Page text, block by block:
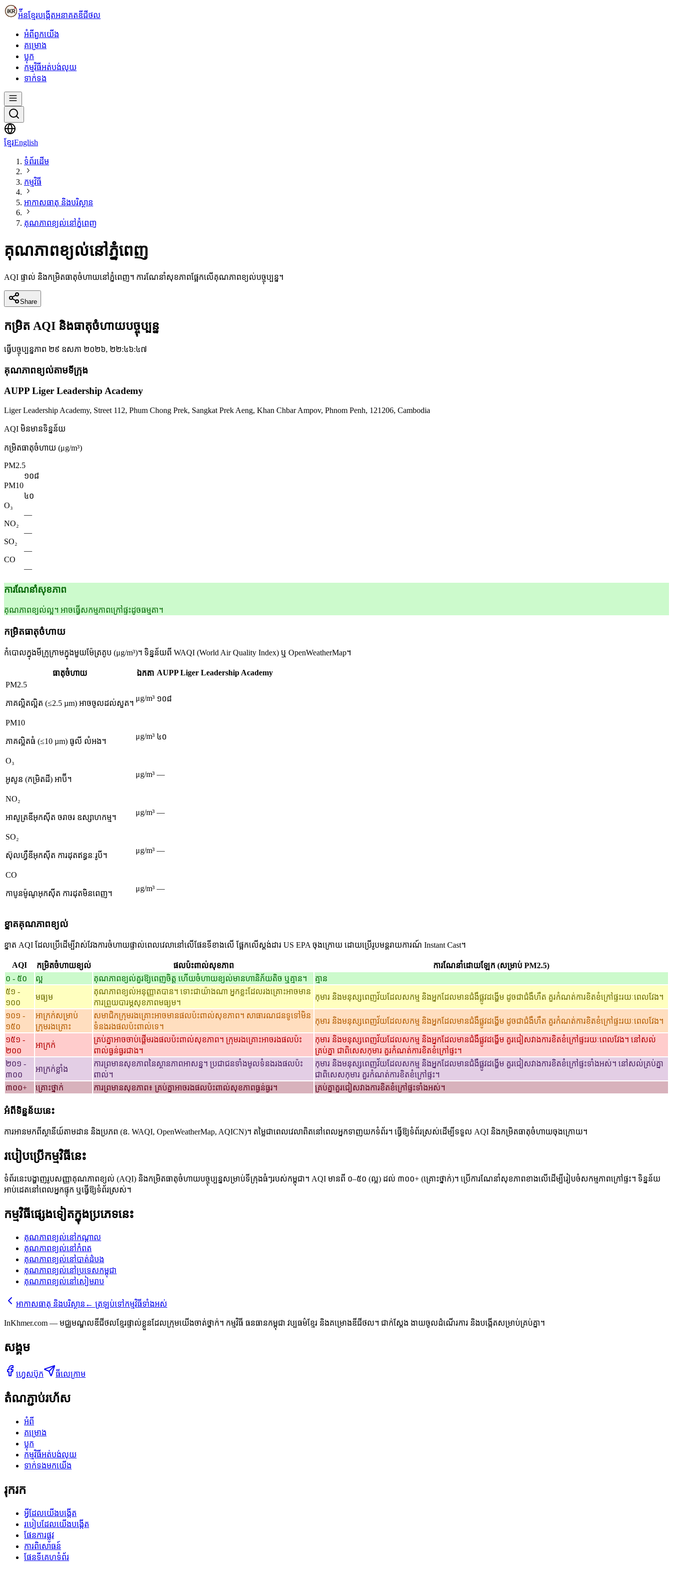
អ៉ីនខ្មែរបង្កើតអនាគតឌីជីថល
អំពី​ពួក​យើង
គម្រោង
ប្លុក
កម្មវិធីអត់បង់លុយ
ទាក់ទង
ខ្មែរEnglish
ទំព័រដើម
កម្មវិធី
អាកាសធាតុ និងបរិស្ថាន
គុណភាពខ្យល់នៅភ្នំពេញ
គុណភាពខ្យល់នៅភ្នំពេញ
AQI ផ្ទាល់ និងកម្រិតធាតុចំហាយនៅភ្នំពេញ។ ការណែនាំសុខភាពផ្អែកលើគុណភាពខ្យល់បច្ចុប្បន្ន។
Share
កម្រិត AQI និងធាតុចំហាយបច្ចុប្បន្ន
ធ្វើបច្ចុប្បន្នភាព ២៩ ឧសភា ២០២៦, ២២:៤៦:៤៧
គុណភាពខ្យល់តាមទីក្រុង
AUPP Liger Leadership Academy
Liger Leadership Academy, Street 112, Phum Chong Prek, Sangkat Prek Aeng, Khan Chbar Ampov, Phnom Penh, 121206, Cambodia
AQI មិនមានទិន្នន័យ
កម្រិតធាតុចំហាយ (μg/m³)
PM2.5
១០៨
PM10
៤០
O₃
—
NO₂
—
SO₂
—
CO
—
ការណែនាំសុខភាព
គុណភាពខ្យល់ល្អ។ អាចធ្វើសកម្មភាពក្រៅផ្ទះដូចធម្មតា។
កម្រិតធាតុចំហាយ
កំបោលក្នុងមីក្រូក្រាមក្នុងមួយម៉ែត្រគូប (μg/m³)។ ទិន្នន័យពី WAQI (World Air Quality Index) ឬ OpenWeatherMap។
ធាតុចំហាយ ឯកតា AUPP Liger Leadership Academy
PM2.5
ភាគល្អិតល្អិត (≤2.5 µm) អាចចូលដល់សួត។
μg/m³ ១០៨
PM10
ភាគល្អិតធំ (≤10 µm) ធូលី លំអង។
μg/m³ ៤០
O₃
អូសូន (កម្រិតដី) អាប៊ី។
μg/m³ —
NO₂
អាសូត្រឌីអុកស៊ីត ចរាចរ ឧស្សាហកម្ម។
μg/m³ —
SO₂
ស៊ុលហ្វឺឌីអុកស៊ីត ការដុតឥន្ធនៈរូបី។
μg/m³ —
CO
កាបូនម៉ូណូអុកស៊ីត ការដុតមិនពេញ។
μg/m³ —
ខ្នាតគុណភាពខ្យល់
ខ្នាត AQI ដែលប្រើដើម្បីវាស់វែងការចំហាយផ្ទាល់ពេលវេលានៅលើផែនទីខាងលើ ផ្អែកលើស្តង់ដារ US EPA ចុងក្រោយ ដោយប្រើរូបមន្តរាយការណ៍ Instant Cast។
AQI កម្រិតចំហាយខ្យល់ ផលប៉ះពាល់សុខភាព
ការណែនាំដោយឡែក (សម្រាប់ PM2.5)
០ - ៥០
ល្អ គុណភាពខ្យល់គួរឱ្យពេញចិត្ត ហើយចំហាយខ្យល់មានហានិភ័យតិច ឬគ្មាន។
គ្មាន
៥១ -
១០០
មធ្យម
គុណភាពខ្យល់អនុញ្ញាតបាន។ ទោះជាយ៉ាងណា អ្នកខ្លះដែលរងគ្រោះអាចមាន
ការព្រួយបារម្ភសុខភាពមធ្យម។
កុមារ និងមនុស្សពេញវ័យដែលសកម្ម និងអ្នកដែលមានជំងឺផ្លូវដង្ហើម ដូចជាជំងឺហឺត គួរកំណត់ការខិតខំក្រៅផ្ទះរយៈពេលវែង។
១០១ -
១៥០
អាក្រក់សម្រាប់
ក្រុមរងគ្រោះ
សមាជិកក្រុមរងគ្រោះអាចមានផលប៉ះពាល់សុខភាព។ សាធារណជនទូទៅមិន
ទំនងរងផលប៉ះពាល់ទេ។
កុមារ និងមនុស្សពេញវ័យដែលសកម្ម និងអ្នកដែលមានជំងឺផ្លូវដង្ហើម ដូចជាជំងឺហឺត គួរកំណត់ការខិតខំក្រៅផ្ទះរយៈពេលវែង។
១៥១ -
២០០
អាក្រក់
គ្រប់គ្នាអាចចាប់ផ្តើមរងផលប៉ះពាល់សុខភាព។ ក្រុមរងគ្រោះអាចរងផលប៉ះ
ពាល់ធ្ងន់ធ្ងរជាង។
កុមារ និងមនុស្សពេញវ័យដែលសកម្ម និងអ្នកដែលមានជំងឺផ្លូវដង្ហើម គួរជៀសវាងការខិតខំក្រៅផ្ទះរយៈពេលវែង។ នៅសល់
គ្រប់គ្នា ជាពិសេសកុមារ គួរកំណត់ការខិតខំក្រៅផ្ទះ។
២០១ -
៣០០
អាក្រក់ខ្លាំង
ការព្រមានសុខភាពនៃស្ថានភាពអាសន្ន។ ប្រជាជនទាំងមូលទំនងរងផលប៉ះ
ពាល់។
កុមារ និងមនុស្សពេញវ័យដែលសកម្ម និងអ្នកដែលមានជំងឺផ្លូវដង្ហើម គួរជៀសវាងការខិតខំក្រៅផ្ទះទាំងអស់។ នៅសល់គ្រប់គ្នា
ជាពិសេសកុមារ គួរកំណត់ការខិតខំក្រៅផ្ទះ។
៣០០+
គ្រោះថ្នាក់ ការព្រមានសុខភាព៖ គ្រប់គ្នាអាចរងផលប៉ះពាល់សុខភាពធ្ងន់ធ្ងរ។ គ្រប់គ្នាគួរជៀសវាងការខិតខំក្រៅផ្ទះទាំងអស់។
អំពីទិន្នន័យនេះ
ការអានមកពីស្ថានីយ៍តាមដាន និងប្រភព (ឧ. WAQI, OpenWeatherMap, AQICN)។ តម្លៃជាពេលវេលាពិតនៅពេលអ្នកទាញយកទំព័រ។ ធ្វើឱ្យទំព័រស្រស់ដើម្បីទទួល AQI និងកម្រិតធាតុចំហាយចុងក្រោយ។
របៀបប្រើកម្មវិធីនេះ
ទំព័រនេះបង្ហាញរូបសញ្ញាគុណភាពខ្យល់ (AQI) និងកម្រិតធាតុចំហាយបច្ចុប្បន្នសម្រាប់ទីក្រុងធំៗរបស់កម្ពុជា។ AQI មានពី ០–៥០ (ល្អ) ដល់ ៣០០+ (គ្រោះថ្នាក់)។ ប្រើការណែនាំសុខភាពខាងលើដើម្បីរៀបចំសកម្មភាពក្រៅផ្ទះ។ ទិន្នន័យ
អាប់ដេតនៅពេលអ្នកផ្ទុក ឬធ្វើឱ្យទំព័រស្រស់។
កម្មវិធីផ្សេងទៀតក្នុងប្រភេទនេះ
គុណភាពខ្យល់នៅកណ្តាល
គុណភាពខ្យល់នៅកំពត
គុណភាពខ្យល់នៅបាត់ដំបង
គុណភាពខ្យល់នៅប្រទេសកម្ពុជា
គុណភាពខ្យល់នៅសៀមរាប
អាកាសធាតុ និងបរិស្ថាន ← ត្រឡប់ទៅកម្មវិធីទាំងអស់
InKhmer.com — មជ្ឈមណ្ឌលឌីជីថលខ្មែរផ្ទាល់ខ្លួនដែលក្រុមយើងចាត់ថ្នាក់។ កម្មវិធី ធនធានកម្ពុជា វប្បធម៌ខ្មែរ និងគម្រោងឌីជីថល។ ជាក់ស្តែង ងាយចូលដំណើរការ និងបង្កើតសម្រាប់គ្រប់គ្នា។
សង្គម
ហ្វេសប៊ុក ធីលេក្រាម
តំណភ្ជាប់រហ័ស
អំពី
គម្រោង
ប្លុក
កម្មវិធីអត់បង់លុយ
ទាក់ទងមកយើង
រុករក
អ្វីដែលយើងបង្កើត
របៀបដែលយើងបង្កើត
ផែនការផ្លូវ
ការពិសោធន៍
ផែនទីគេហទំព័រ